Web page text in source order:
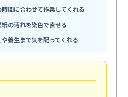
間に合わせて作業してくれる
の汚れを染色で直せる
養生まで気を配ってくれる